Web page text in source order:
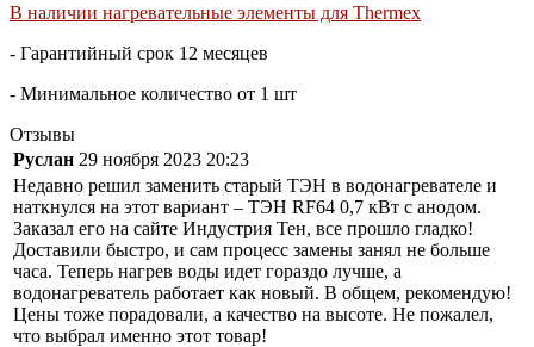
В наличии нагревательные элементы для Thermex
- Гарантийный срок 12 месяцев
- Минимальное количество от 1 шт
Отзывы
Руслан 29 ноября 2023 20:23
Недавно решил заменить старый ТЭН в водонагревателе и
наткнулся на этот вариант – ТЭН RF64 0,7 кВт с анодом.
Заказал его на сайте Индустрия Тен, все прошло гладко!
Доставили быстро, и сам процесс замены занял не больше
часа. Теперь нагрев воды идет гораздо лучше, а
водонагреватель работает как новый. В общем, рекомендую!
Цены тоже порадовали, а качество на высоте. Не пожалел,
что выбрал именно этот товар!